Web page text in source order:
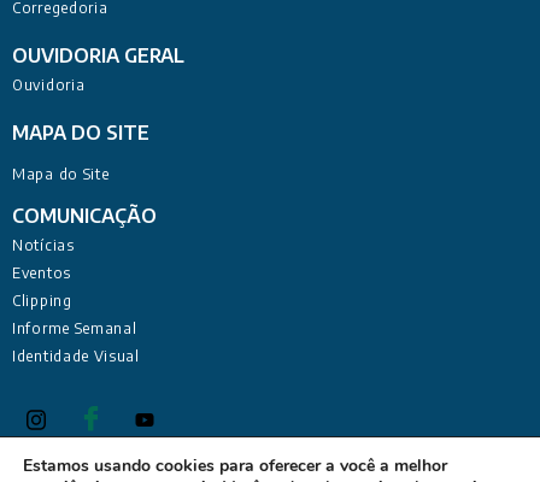
Corregedoria
OUVIDORIA GERAL
Ouvidoria
MAPA DO SITE
Mapa do Site
COMUNICAÇÃO
Notícias
Eventos
Clipping
Informe Semanal
Identidade Visual
Estamos usando cookies para oferecer a você a melhor